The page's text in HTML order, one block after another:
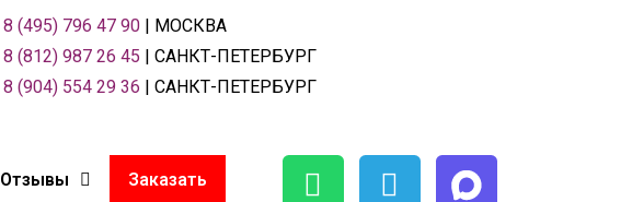
8 (495) 796 47 90| МОСКВА
8 (812) 987 26 45 | САНКТ-ПЕТЕРБУРГ
8 (904) 554 29 36 | САНКТ-ПЕТЕРБУРГ
Отзывы Заказать